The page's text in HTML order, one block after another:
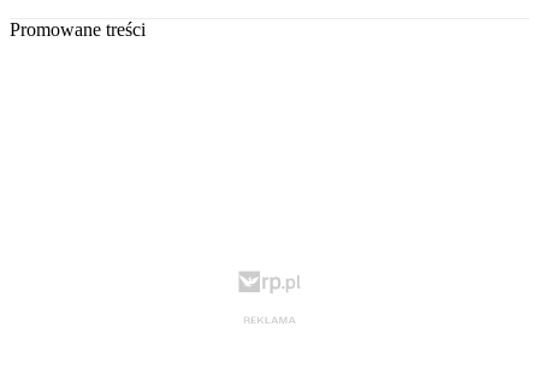
Promowane treści